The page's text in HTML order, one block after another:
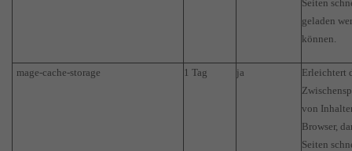
Seiten
geladen
können.
mage-cache-storage 1 Tag ja
Erleichtert
von
Browser,
Seiten